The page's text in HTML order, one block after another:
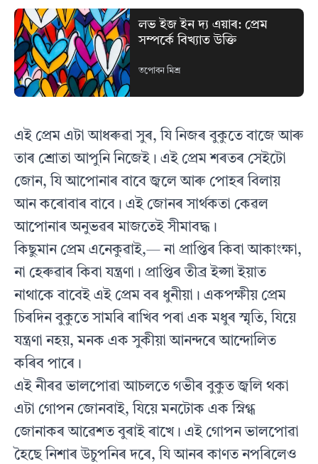
লভ ইজ ইন দ্য এয়াৰ: প্রেম
সম্পর্কে বিখ্যাত উক্তি
তপোবন মিশ্ৰ
এই প্ৰেম এটা আধৰুৱা সুৰ, যি নিজৰ বুকুতে বাজে আৰু
তাৰ শ্ৰোতা আপুনি নিজেই। এই প্ৰেম শৰতৰ সেইটো
জোন, যি আপোনাৰ বাবে জ্বলে আৰু পোহৰ বিলায়
আন কৰোবাৰ বাবে। এই জোনৰ সাৰ্থকতা কেৱল
আপোনাৰ অনুভৱৰ মাজতেই সীমাবদ্ধ।
কিছুমান প্ৰেম এনেকুৱাই,— না প্ৰাপ্তিৰ কিবা আকাংক্ষা,
না হেৰুৱাৰ কিবা যন্ত্ৰণা। প্ৰাপ্তিৰ তীব্ৰ ইপ্সা ইয়াত
নাথাকে বাবেই এই প্ৰেম বৰ ধুনীয়া। একপক্ষীয় প্ৰেম
চিৰদিন বুকুতে সামৰি ৰাখিব পৰা এক মধুৰ স্মৃতি, যিয়ে
যন্ত্ৰণা নহয়, মনক এক সুকীয়া আনন্দৰে আন্দোলিত
কৰিব পাৰে।
এই নীৰৱ ভালপোৱা আচলতে গভীৰ বুকুত জ্বলি থকা
এটা গোপন জোনবাই, যিয়ে মনটোক এক স্নিগ্ধ
জোনাকৰ আৱেশত বুৰাই ৰাখে। এই গোপন ভালপোৱা
হৈছে নিশাৰ উচুপনিৰ দৰে, যি আনৰ কাণত নপৰিলেও